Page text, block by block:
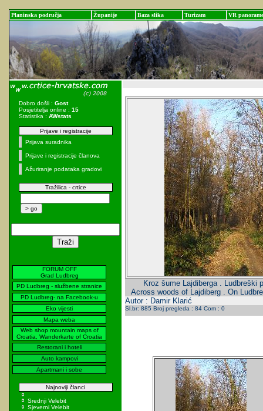
Planinska područja Županije Baza slika Turizam VR panorame
Dobro došli : Gost
Posjetitelja online : 15
Statistika : AWstats
Prijave i registracije
Prijava suradnika
Prijave i registracije članova
Ažuriranje podataka gradovi
Tražilica - crtice
FORUM OFF
Grad Ludbreg
PD Ludbreg - službene stranice
PD Ludbreg- na Facebook-u
Eko vijesti
Mapa weba
Web shop mountain maps of
Croatia, Wanderkarte of Croatia
Restorani i hoteli
Auto kampovi
Apartmani i sobe
Najnoviji članci
Srednji Velebit
Sjeverni Velebit
Kroz šume Lajdiberga . Ludbreški
Across woods of Lajdiberg . On
Autor : Damir Klarić
Sl.br: 885 Broj pregleda : 84 Com : 0